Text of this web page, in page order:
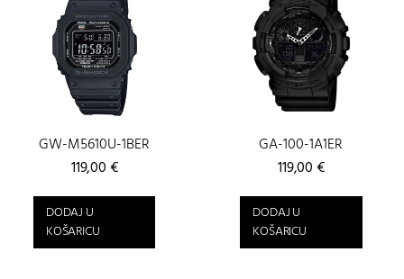
GW-M5610U-1BER
119,00€
DODAJ U
KOŠARICU
GA-100-1A1ER
119,00€
DODAJ U
KOŠARICU